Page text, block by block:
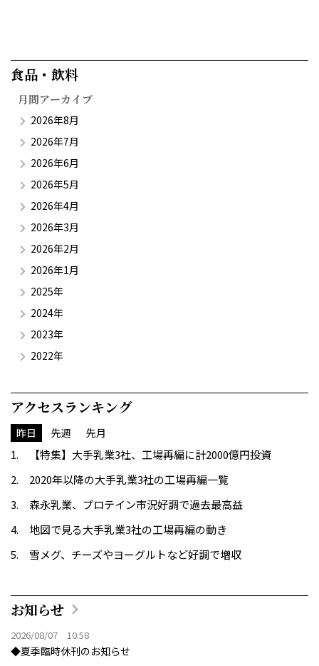
食品・飲料​
月間アーカイブ
2026年8月
2026年7月
2026年6月
2026年5月
2026年4月
2026年3月
2026年2月
2026年1月
2025年
2024年
2023年
2022年
アクセスランキング
昨日 先週 先月
【特集】大手乳業3社、工場再編に計2000億円投資
2020年以降の大手乳業3社の工場再編一覧
森永乳業、プロテイン市況好調で過去最高益
地図で見る大手乳業3社の工場再編の動き
雪メグ、チーズやヨーグルトなど好調で増収
お知らせ
2026/08/07 10:58
◆夏季臨時休刊のお知らせ